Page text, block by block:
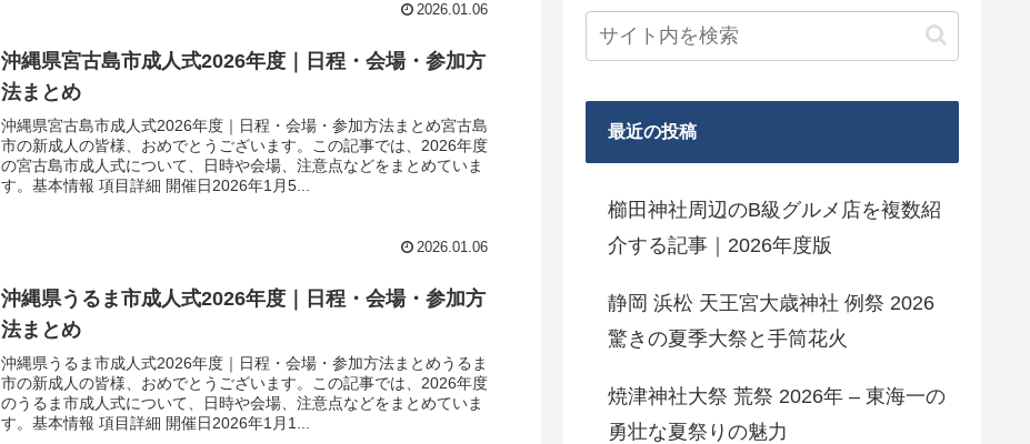
2026.01.06
沖縄県宮古島市成人式2026年度｜日程・会場・参加方
法まとめ
沖縄県宮古島市成人式2026年度｜日程・会場・参加方法まとめ宮古島
市の新成人の皆様、おめでとうございます。この記事では、2026年度
の宮古島市成人式について、日時や会場、注意点などをまとめていま
す。基本情報 項目詳細 開催日2026年1月5...
2026.01.06
沖縄県うるま市成人式2026年度｜日程・会場・参加方
法まとめ
沖縄県うるま市成人式2026年度｜日程・会場・参加方法まとめうるま
市の新成人の皆様、おめでとうございます。この記事では、2026年度
のうるま市成人式について、日時や会場、注意点などをまとめていま
す。基本情報 項目詳細 開催日2026年1月1...
最近の投稿
櫛田神社周辺のB級グルメ店を複数紹
介する記事｜2026年度版
静岡 浜松 天王宮大歳神社 例祭 2026
驚きの夏季大祭と手筒花火
焼津神社大祭 荒祭 2026年 – 東海一の
勇壮な夏祭りの魅力